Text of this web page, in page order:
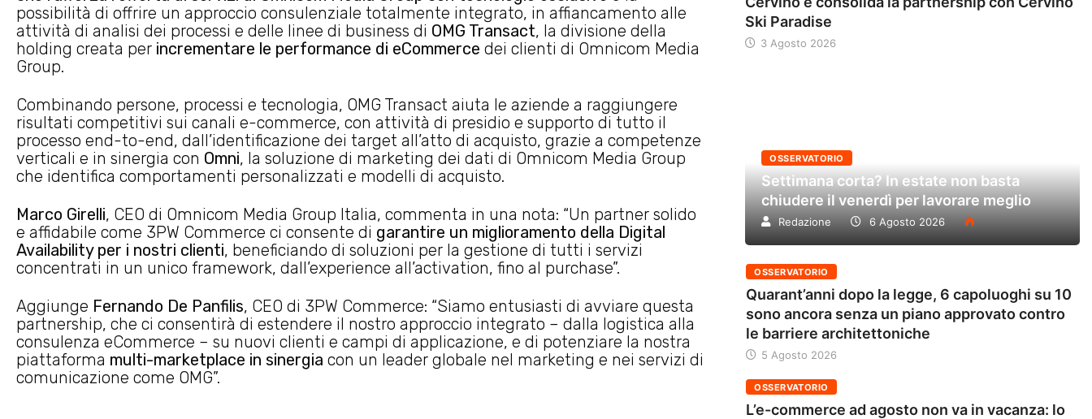
possibilità di offrire un approccio consulenziale totalmente integrato, in affiancamento alle
attività di analisi dei processi e delle linee di business di OMG Transact, la divisione della
holding creata per incrementare le performance di eCommerce dei clienti di Omnicom Media
Group.
Combinando persone, processi e tecnologia, OMG Transact aiuta le aziende a raggiungere
risultati competitivi sui canali e-commerce, con attività di presidio e supporto di tutto il
processo end-to-end, dall’identificazione dei target all’atto di acquisto, grazie a competenze
verticali e in sinergia con Omni, la soluzione di marketing dei dati di Omnicom Media Group
che identifica comportamenti personalizzati e modelli di acquisto.
Marco Girelli, CEO di Omnicom Media Group Italia, commenta in una nota: “Un partner solido
e affidabile come 3PW Commerce ci consente di garantire un miglioramento della Digital
Availability per i nostri clienti, beneficiando di soluzioni per la gestione di tutti i servizi
concentrati in un unico framework, dall’experience all’activation, fino al purchase”.
Aggiunge Fernando De Panfilis, CEO di 3PW Commerce: “Siamo entusiasti di avviare questa
partnership, che ci consentirà di estendere il nostro approccio integrato – dalla logistica alla
consulenza eCommerce – su nuovi clienti e campi di applicazione, e di potenziare la nostra
piattaforma multi-marketplace in sinergia con un leader globale nel marketing e nei servizi di
comunicazione come OMG”.
Ski Paradise
3 Agosto 2026
OSSERVATORIO
Settimana corta? In estate non basta
chiudere il venerdì per lavorare meglio
Redazione 6 Agosto 2026
OSSERVATORIO
Quarant’anni dopo la legge, 6 capoluoghi su 10
sono ancora senza un piano approvato contro
le barriere architettoniche
5 Agosto 2026
OSSERVATORIO
L’e-commerce ad agosto non va in vacanza: lo